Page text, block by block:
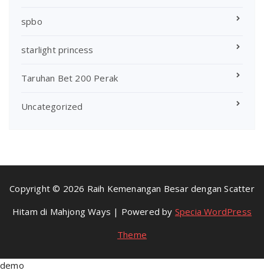
spbo
starlight princess
Taruhan Bet 200 Perak
Uncategorized
Copyright © 2026 Raih Kemenangan Besar dengan Scatter
Hitam di Mahjong Ways | Powered by Specia WordPress
Theme
demo